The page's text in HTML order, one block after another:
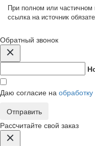
При полном или частичном
ссылка на источник
Обратный звонок
Даю согласие на
Отправить
Расcчитайте свой заказ